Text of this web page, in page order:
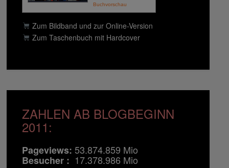
Buchvorschau
Zum Bildband und zur Online-Version
Zum Taschenbuch mit Hardcover
ZAHLEN AB BLOGBEGINN
2011:
Pageviews: 53.874.859 Mio
Besucher : 17.378.986 Mio